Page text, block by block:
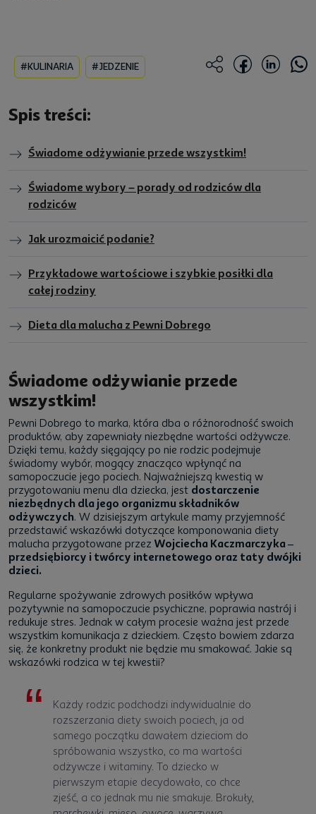
#KULINARIA #JEDZENIE
Spis treści:
Świadome odżywianie przede wszystkim!
Świadome wybory – porady od rodziców dla
rodziców
Jak urozmaicić podanie?
Przykładowe wartościowe i szybkie posiłki dla
całej rodziny
Dieta dla malucha z Pewni Dobrego
Świadome odżywianie przede
wszystkim!
Pewni Dobrego to marka, która dba o różnorodność swoich
produktów, aby zapewniały niezbędne wartości odżywcze.
Dzięki temu, każdy sięgający po nie rodzic podejmuje
świadomy wybór, mogący znacząco wpłynąć na
samopoczucie jego pociech. Najważniejszą kwestią w
przygotowaniu menu dla dziecka, jest dostarczenie
niezbędnych dla jego organizmu składników
odżywczych. W dzisiejszym artykule mamy przyjemność
przedstawić wskazówki dotyczące komponowania diety
malucha przygotowane przez Wojciecha Kaczmarczyka –
przedsiębiorcy i twórcy internetowego oraz taty dwójki
dzieci.
Regularne spożywanie zdrowych posiłków wpływa
pozytywnie na samopoczucie psychiczne, poprawia nastrój i
redukuje stres. Jednak w całym procesie ważna jest przede
wszystkim komunikacja z dzieckiem. Często bowiem zdarza
się, że konkretny produkt nie będzie mu smakować. Jakie są
wskazówki rodzica w tej kwestii?
Każdy rodzic podchodzi indywidualnie do
rozszerzania diety swoich pociech, ja od
samego początku dawałem dzieciom do
spróbowania wszystko, co ma wartości
odżywcze i witaminy. To dziecko w
pierwszym etapie decydowało, co chce
zjeść, a co jednak mu nie smakuje. Brokuły,